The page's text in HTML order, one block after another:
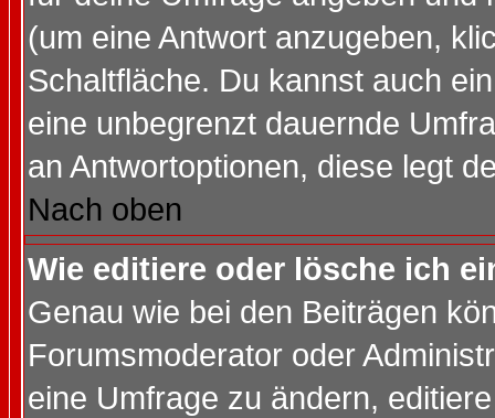
(um eine Antwort anzugeben,
Schaltfläche. Du kannst auch
eine unbegrenzt dauernde
an Antwortoptionen, diese legt
Nach oben
Wie editiere oder lösche ich
Genau wie bei den Beiträgen
Forumsmoderator oder
eine Umfrage zu ändern,